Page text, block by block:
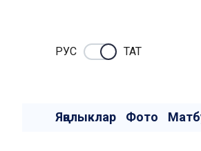
РУC ТАТ
Яңалыклар Фото